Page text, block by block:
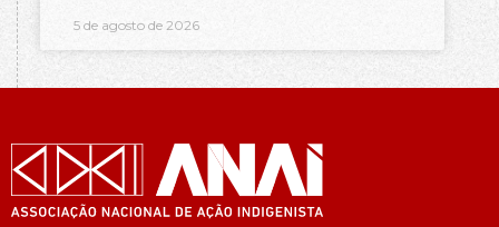
5 de agosto de 2026